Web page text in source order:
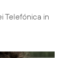
Telefónica in